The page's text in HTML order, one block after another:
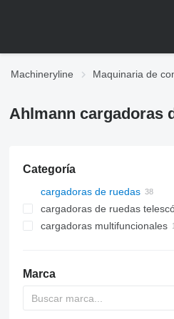
Machineryline Maquinaria de
Ahlmann cargadoras
Categoría
cargadoras de ruedas
cargadoras de ruedas
cargadoras multifuncionales
Marca